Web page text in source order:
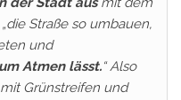
Straße so umbauen,
und
Atmen lässt.“ Also
Grünstreifen und